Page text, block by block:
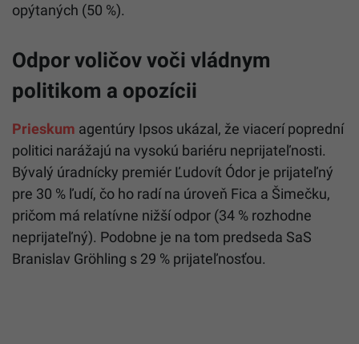
opýtaných (50 %).
Odpor voličov voči vládnym
politikom a opozícii
Prieskum agentúry Ipsos ukázal, že viacerí poprední
politici narážajú na vysokú bariéru neprijateľnosti.
Bývalý úradnícky premiér Ľudovít Ódor je prijateľný
pre 30 % ľudí, čo ho radí na úroveň Fica a Šimečku,
pričom má relatívne nižší odpor (34 % rozhodne
neprijateľný). Podobne je na tom predseda SaS
Branislav Gröhling s 29 % prijateľnosťou.